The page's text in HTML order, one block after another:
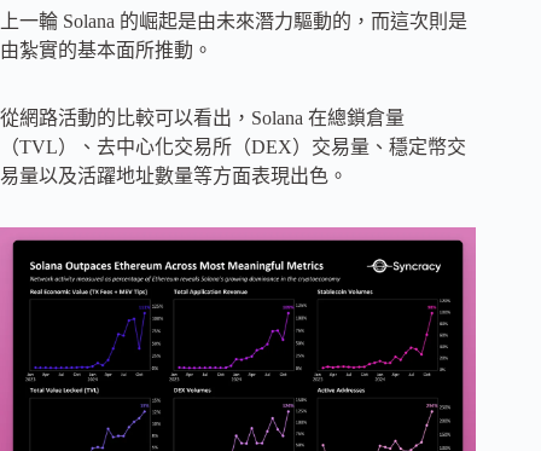
上一輪 Solana 的崛起是由未來潛力驅動的，而這次則是
由紮實的基本面所推動。
從網路活動的比較可以看出，Solana 在總鎖倉量
（TVL）、去中心化交易所（DEX）交易量、穩定幣交
易量以及活躍地址數量等方面表現出色。